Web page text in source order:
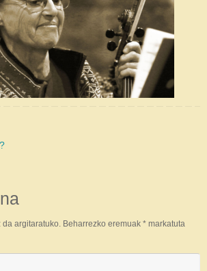
argitaratuko. Beharrezko eremuak * markatuta